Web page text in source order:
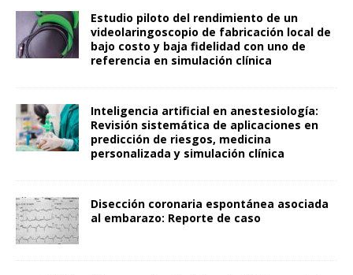
Estudio piloto del rendimiento de un
videolaringoscopio de fabricación local de
bajo costo y baja fidelidad con uno de
referencia en simulación clínica
Inteligencia artificial en anestesiología:
Revisión sistemática de aplicaciones en
predicción de riesgos, medicina
personalizada y simulación clínica
Disección coronaria espontánea asociada
al embarazo: Reporte de caso